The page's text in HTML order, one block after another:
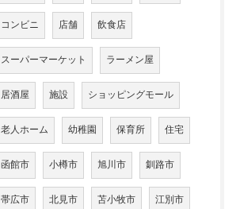
コンビニ 店舗 飲食店
スーパーマーケット ラーメン屋
居酒屋 施設 ショッピングモール
老人ホーム 幼稚園 保育所 住宅
函館市 小樽市 旭川市 釧路市
帯広市 北見市 苫小牧市 江別市